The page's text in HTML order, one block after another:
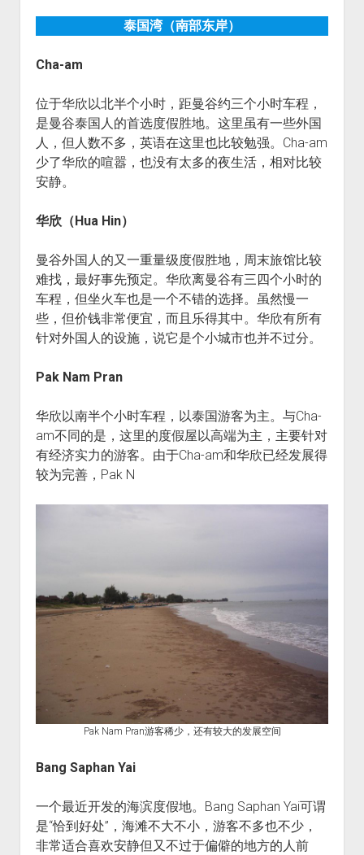
泰国湾（南部东岸）
Cha-am
位于华欣以北半个小时，距曼谷约三个小时车程，
是曼谷泰国人的首选度假胜地。这里虽有一些外国
人，但人数不多，英语在这里也比较勉强。Cha-am
少了华欣的喧嚣，也没有太多的夜生活，相对比较
安静。
华欣（Hua Hin）
曼谷外国人的又一重量级度假胜地，周末旅馆比较
难找，最好事先预定。华欣离曼谷有三四个小时的
车程，但坐火车也是一个不错的选择。虽然慢一
些，但价钱非常便宜，而且乐得其中。华欣有所有
针对外国人的设施，说它是个小城市也并不过分。
Pak Nam Pran
华欣以南半个小时车程，以泰国游客为主。与Cha-
am不同的是，这里的度假屋以高端为主，主要针对
有经济实力的游客。由于Cha-am和华欣已经发展得
较为完善，Pak N
Pak Nam Pran游客稀少，还有较大的发展空间
Bang Saphan Yai
一个最近开发的海滨度假地。Bang Saphan Yai可谓
是“恰到好处”，海滩不大不小，游客不多也不少，
非常适合喜欢安静但又不过于偏僻的地方的人前